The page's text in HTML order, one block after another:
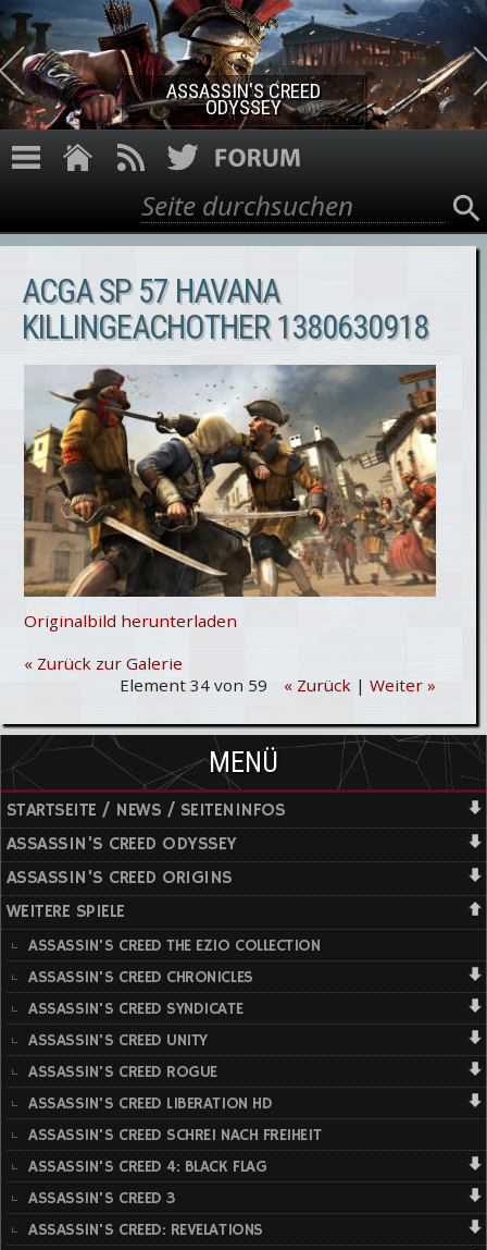
Direkt zum Inhalt
ASSASSIN'S CREED ROGUE
REMASTERED
Suchformular
Suche
ACGA SP 57 HAVANA
KILLINGEACHOTHER 1380630918
Originalbild herunterladen
« Zurück zur Galerie
Element 34 von 59
« Zurück| Weiter »
MENÜ
STARTSEITE / NEWS / SEITENINFOS
ASSASSIN'S CREED ODYSSEY
ASSASSIN'S CREED ORIGINS
WEITERE SPIELE
ASSASSIN'S CREED THE EZIO COLLECTION
ASSASSIN'S CREED CHRONICLES
ASSASSIN'S CREED SYNDICATE
ASSASSIN'S CREED UNITY
ASSASSIN'S CREED ROGUE
ASSASSIN'S CREED LIBERATION HD
ASSASSIN'S CREED SCHREI NACH FREIHEIT
ASSASSIN'S CREED 4: BLACK FLAG
ASSASSIN'S CREED 3
ASSASSIN'S CREED: REVELATIONS